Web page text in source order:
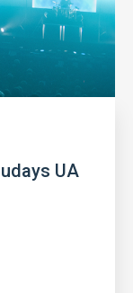
UA